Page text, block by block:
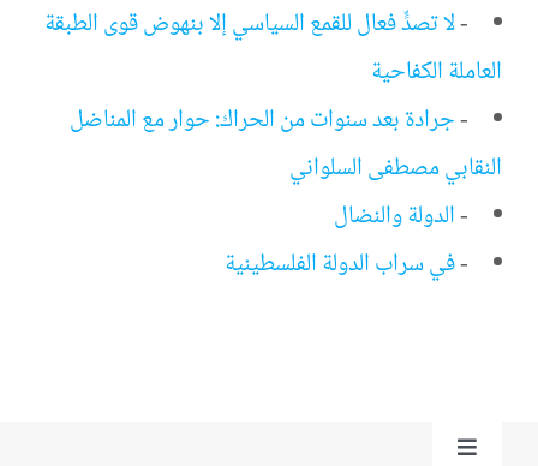
-لا تصدٍّ فعال للقمع السياسي إلا بنهوض قوى الطبقة
العاملة الكفاحية
-جرادة بعد سنوات من الحراك: حوار مع المناضل
النقابي مصطفى السلواني
-الدولة والنضال
-في سراب الدولة الفلسطينية